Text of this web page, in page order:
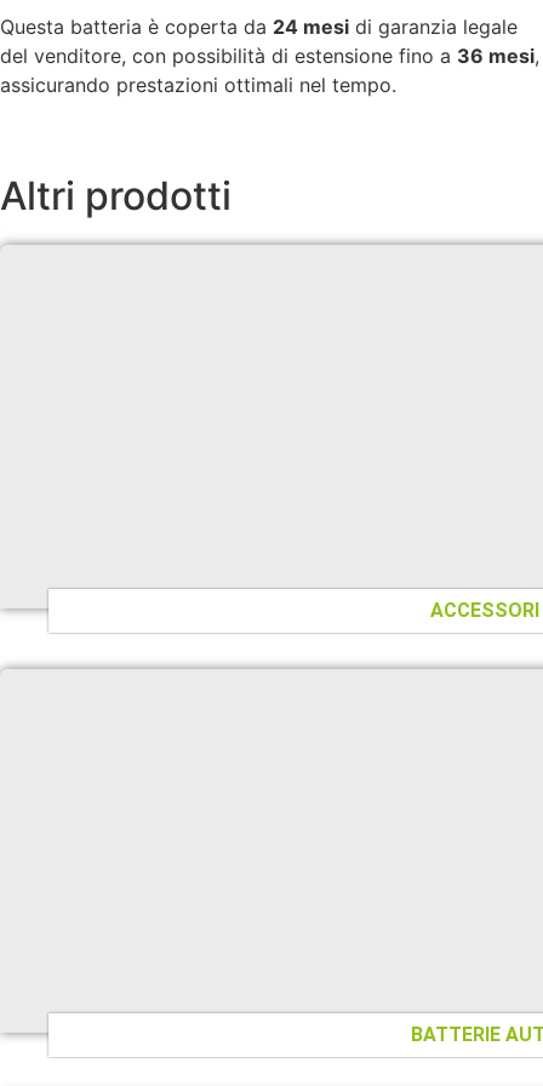
Questa batteria è coperta da 24 mesi di garanzia legale
del venditore, con possibilità di estensione fino a 36 mesi,
assicurando prestazioni ottimali nel tempo.
Altri prodotti
ACCESSORI
BATTERIE